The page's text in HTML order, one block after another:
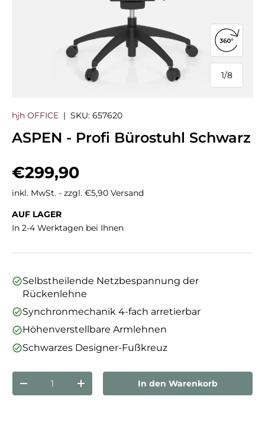
1/
von
8
360°-
hjh OFFICE | SKU: 657620
ASPEN - Profi Bürostuhl Schwarz
Normaler Preis
€299,90
inkl. MwSt. - zzgl. €5,90 Versand
AUF LAGER
In 2-4 Werktagen bei Ihnen
Selbstheilende Netzbespannung der
Rückenlehne
Synchronmechanik 4-fach arretierbar
Höhenverstellbare Armlehnen
Schwarzes Designer-Fußkreuz
Anzahl
Menge verringernMenge erhöhenIn den Warenkorb